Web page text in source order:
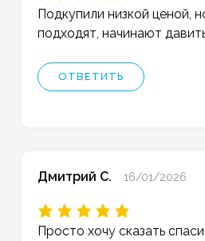
Подкупили низкой ценой,
подходят, начинают
ОТВЕТИТЬ
Дмитрий С. 16/01/2026
Просто хочу сказать